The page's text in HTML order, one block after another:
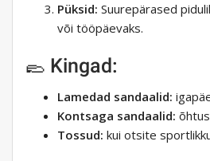
Püksid: Suurepärased
või tööpäevaks.
🥿 Kingad:
Lamedad sandaalid:
Kontsaga sandaalid:
Tossud: kui otsite